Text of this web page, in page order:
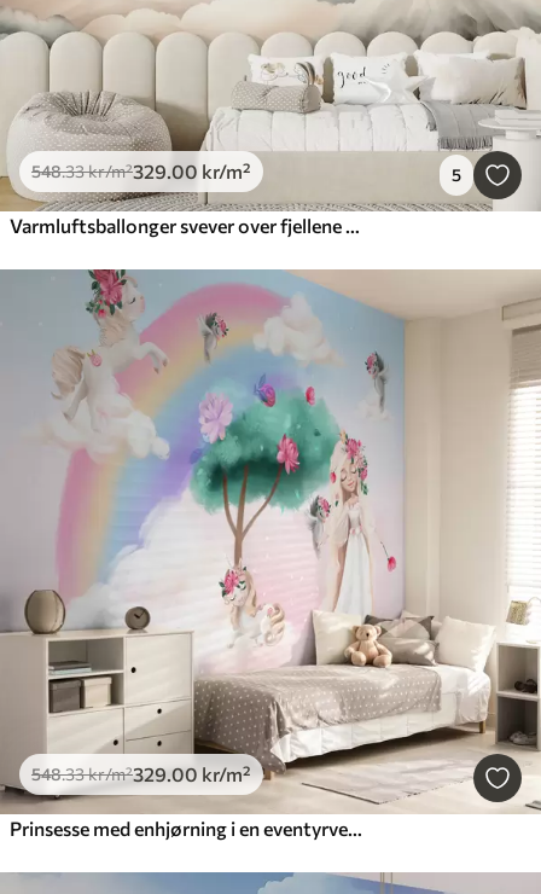
548.33kr/m²329.00 kr/m² 5
Varmluftsballonger svever over fjellene i nøytrale, myke pastellfarger
548.33kr/m²329.00 kr/m²
Prinsesse med enhjørning i en eventyrverden